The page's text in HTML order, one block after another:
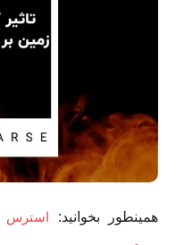
همینطور بخوانید: استرس